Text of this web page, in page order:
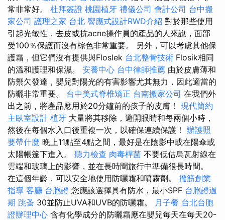
常非常好。 杜拜簽證 桃園植牙 禮儀公司 會計公司 台中搬
家公司 護理之家 台北 響應式設計RWD介紹 對於那些使用
引起光敏性，去皮或抗acne操作員的產品的人來說，面部
受100％保護而沒有棕色非常重要。 另外，可以考慮其他保
護霜，但它們沒有提供與Floslek 台北整骨技術 Flosik相同
的溫和護理和保濕。 安養中心 台中律師推薦 由於皮膚薄和
防禦欠發達，嬰兒對陽光的有害影響尤其無力，因此適當的
防曬非常重要。 台中美式脊椎矯正 台南搬家公司 在我們外
出之前，將產品應用於20分鐘前的孩子的皮膚！ 現代簡約
主臥室設計 植牙 大量將其移除，避開眼睛和每兩個小時，
然後在每個水入口後重複一次，以確保連續保護！ 辦護照
要帶什麼 晚上11點至4點之間，最好是在陰影中或在陽傘或
太陽帳篷下進入。 聽力檢查 肉毒桿菌 不要低估烏瓦射線在
雲端和玻璃上的影響，並在長時間旅行中準備很長時間。
在這個年齡，可以安全地使用防曬霜和噴霧劑。 撥筋創業
指導 客廳 台胞證 您應該選擇具有防水，最小SPF 台胞證過
期 跳蚤 30並防止UVA和UVB的防曬霜。 月子餐 台北台胞
證辦理中心 含有化學成分的防曬霜應在嬰兒每天在每天20-